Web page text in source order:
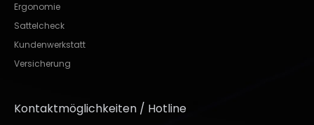
Ergonomie
Sattelcheck
Kundenwerkstatt
Versicherung
Kontaktmöglichkeiten / Hotline